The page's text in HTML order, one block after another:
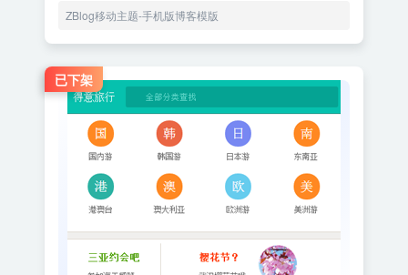
ZBlog移动主题-手机版博客模版
已下架